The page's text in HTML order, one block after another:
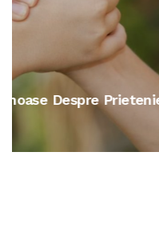
Citate De
Iubita